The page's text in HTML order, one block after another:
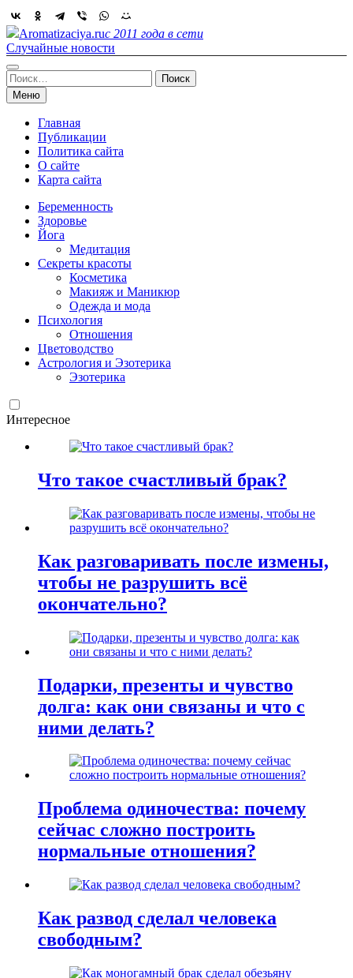
Skip
to
content
Aromatizaciya.ruс 2011 года в сети
Случайные новости
Найти:
Меню
Главная
Публикации
Политика сайта
О сайте
Карта сайта
Беременность
Здоровье
Йога
Медитация
Секреты красоты
Косметика
Макияж и Маникюр
Одежда и мода
Психология
Отношения
Цветоводство
Астрология и Эзотерика
Эзотерика
Интересное
Что такое счастливый брак?
Как разговаривать после измены,
чтобы не разрушить всё
окончательно?
Подарки, презенты и чувство
долга: как они связаны и что с
ними делать?
Проблема одиночества: почему
сейчас сложно построить
нормальные отношения?
Как развод сделал человека
свободным?